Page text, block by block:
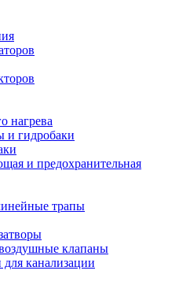
нагрева
и гидробаки
и предохранительная
трапы
клапаны
канализации